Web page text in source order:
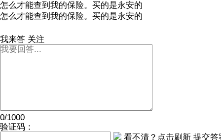
怎么才能查到我的保险。买的是永安的
怎么才能查到我的保险。买的是永安的
我来答 关注
0/1000
验证码：
看不清？点击刷新 提交答